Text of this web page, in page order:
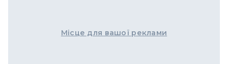
Місце для вашої реклами